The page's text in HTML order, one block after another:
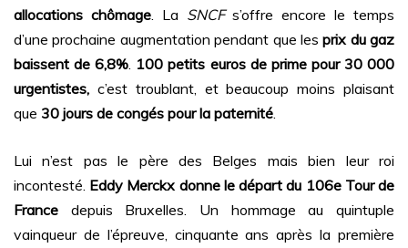
allocations chômage. La SNCFs’offre encore le temps
d’une prochaine augmentation pendant que lesprix du gaz
baissent de 6,8%. 100 petits euros de prime pour 30 000
urgentistes, c’est troublant, et beaucoup moins plaisant
que 30 jours de congés pour la paternité.
Lui n’est pas le père des Belges mais bien leur roi
incontesté. Eddy Merckx donne le départ du 106e Tour de
France depuis Bruxelles. Un hommage au quintuple
vainqueur de l’épreuve, cinquante ans après la première